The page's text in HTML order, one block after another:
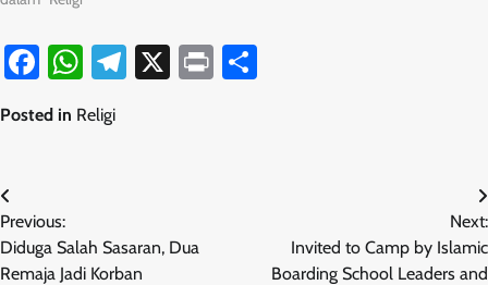
Facebook
WhatsApp
Telegram
X Print
Posted in Religi
Navigasi
pos
Previous:
Diduga Salah Sasaran, Dua
Remaja Jadi Korban
Next:
Invited to Camp by Islamic
Boarding School Leaders and